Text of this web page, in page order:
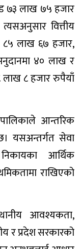
७३ लाख ७५ हजार
वित्तीय
लाख ६७ हजार,
४० लाख र
लाख ८ हजार रुपैयाँ
आन्तरिक
यसअन्तर्गत सेवा
आर्थिक
राखिएको
आवश्यकता,
र प्रदेश सरकारको